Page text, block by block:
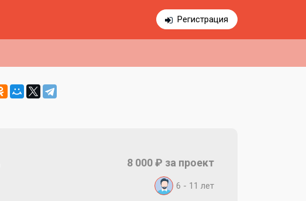
Регистрация
8 000 ₽ за проект
6 - 11 лет